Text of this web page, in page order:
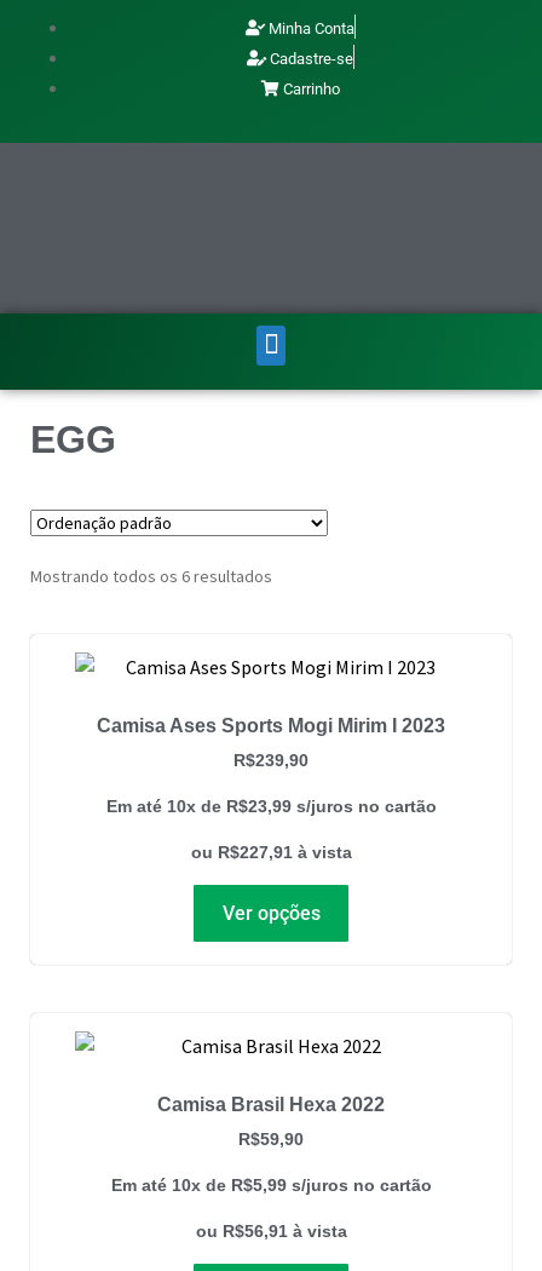
Minha Conta
Cadastre-se
Carrinho
EGG
Mostrando todos os 6 resultados
Camisa Ases Sports Mogi Mirim I 2023
R$239,90
Em até 10x de R$23,99 s/juros no cartão
ou R$227,91 à vista
Ver opções
Camisa Brasil Hexa 2022
R$59,90
Em até 10x de R$5,99 s/juros no cartão
ou R$56,91 à vista